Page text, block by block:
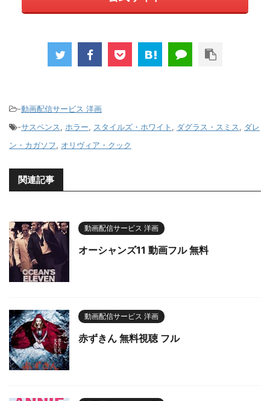
-動画配信サービス 洋画
-サスペンス, ホラー, スタイルズ・ホワイト , ダグラス・スミス, ダレ
ン・カガソフ, オリヴィア・クック
関連記事
動画配信サービス 洋画
オーシャンズ11 動画フル 無料
動画配信サービス 洋画
赤ずきん 無料視聴 フル